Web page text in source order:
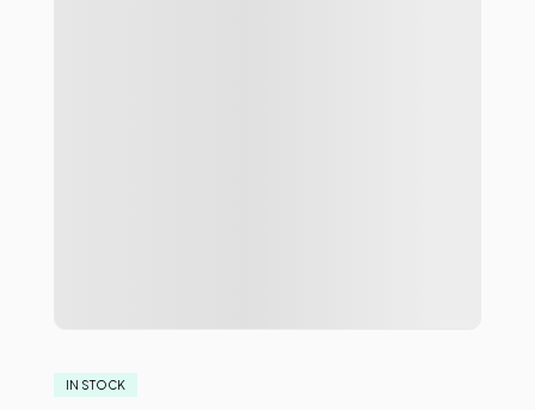
IN STOCK